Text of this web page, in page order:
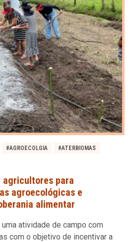
#AGROECOLGIA
#ATERBIOMAS
agricultores para
agroecológicas e
alimentar
uma atividade de campo com
com o objetivo de incentivar a